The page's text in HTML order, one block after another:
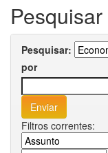
Pesquisar
Pesquisar:
por
Filtros correntes: